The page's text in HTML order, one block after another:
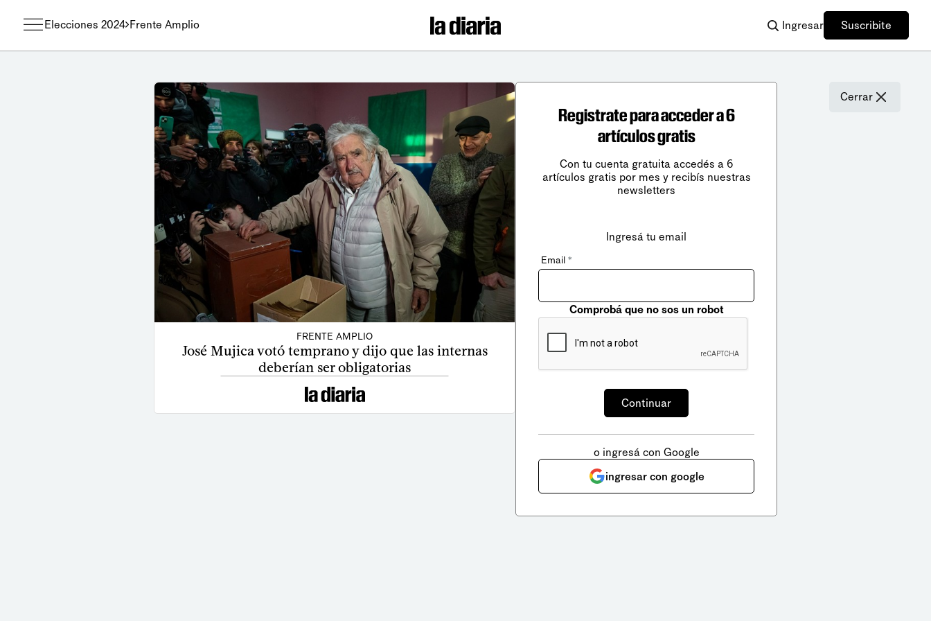
Elecciones 2024 Frente Amplio Ingresar Suscribite
FRENTE AMPLIO
José Mujica votó temprano y dijo que las internas
deberían ser obligatorias
Cerrar
Registrate para acceder a 6
artículos gratis
Con tu cuenta gratuita accedés a 6
artículos gratis por mes y recibís nuestras
newsletters
Ingresá tu email
Email *
Comprobá que no sos un robot
o ingresá con Google
ingresar con google